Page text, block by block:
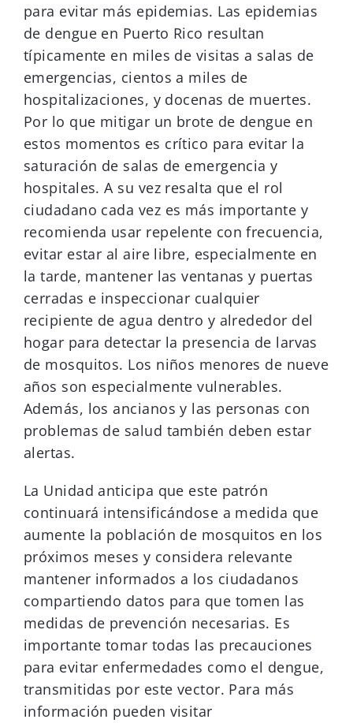
para evitar más epidemias. Las epidemias
de dengue en Puerto Rico resultan
típicamente en miles de visitas a salas de
emergencias, cientos a miles de
hospitalizaciones, y docenas de muertes.
Por lo que mitigar un brote de dengue en
estos momentos es crítico para evitar la
saturación de salas de emergencia y
hospitales. A su vez resalta que el rol
ciudadano cada vez es más importante y
recomienda usar repelente con frecuencia,
evitar estar al aire libre, especialmente en
la tarde, mantener las ventanas y puertas
cerradas e inspeccionar cualquier
recipiente de agua dentro y alrededor del
hogar para detectar la presencia de larvas
de mosquitos. Los niños menores de nueve
años son especialmente vulnerables.
Además, los ancianos y las personas con
problemas de salud también deben estar
alertas.
La Unidad anticipa que este patrón
continuará intensificándose a medida que
aumente la población de mosquitos en los
próximos meses y considera relevante
mantener informados a los ciudadanos
compartiendo datos para que tomen las
medidas de prevención necesarias. Es
importante tomar todas las precauciones
para evitar enfermedades como el dengue,
transmitidas por este vector. Para más
información pueden visitar